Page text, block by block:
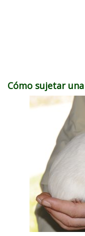
Cómo sujetar